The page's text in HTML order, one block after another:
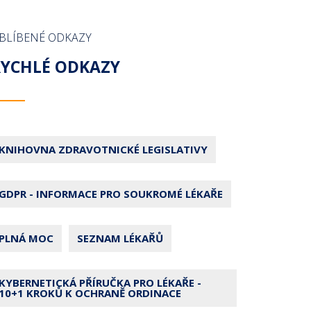
ODKAZY
ODKAZY
ZDRAVOTNICKÉ LEGISLATIVY
- INFORMACE PRO SOUKROMÉ LÉKAŘE
MOC SEZNAM LÉKAŘŮ
PŘÍRUČKA PRO LÉKAŘE -
KROKŮ K OCHRANĚ ORDINACE